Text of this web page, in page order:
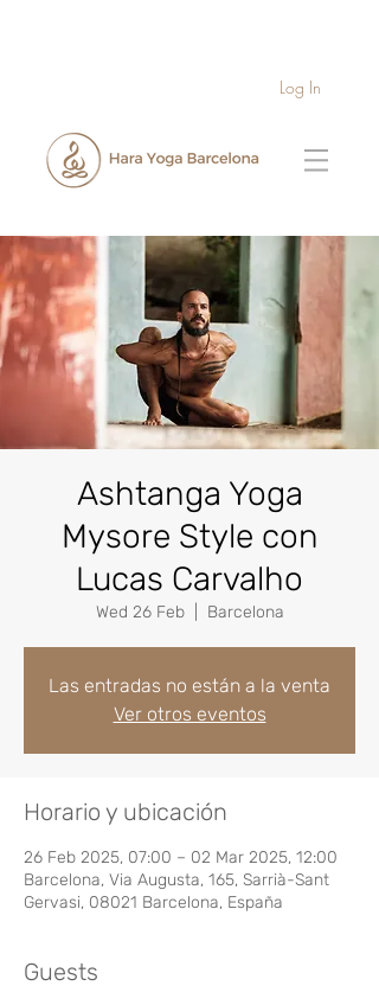
Log In
Ashtanga Yoga
Mysore Style con
Lucas Carvalho
Wed 26 Feb
  |
Barcelona
Las entradas no están a la venta
Ver otros eventos
Horario y ubicación
26 Feb 2025, 07:00 – 02 Mar 2025, 12:00
Barcelona, Via Augusta, 165, Sarrià-Sant
Gervasi, 08021 Barcelona, España
Guests